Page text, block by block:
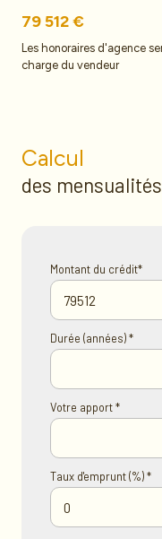
79 512 €
Les honoraires d'agence
charge du vendeur
Calcul
des mensualités
Montant du crédit*
Durée (années) *
Votre apport *
Taux d'emprunt (%) *